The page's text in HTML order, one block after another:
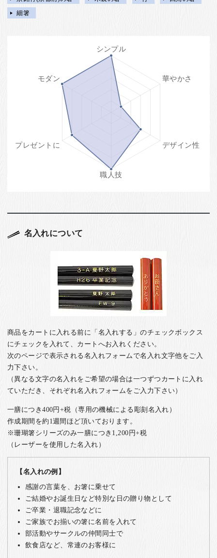
細箸
名入れについて
商品をカートに入れる前に「名入れする」のチェックボックス
にチェックを入れて、カートへお入れください。
次のページで表示される名入れフォームで名入れ文字他をご入
力下さい。
（異なる文字の名入れをご希望の場合は一つずつカートに入れ
ていただき、それぞれ名入れフォームをご入力下さい）
一膳につき400円+税（専用の機械による彫刻名入れ）
作成期間を約1週間ほど頂いております。
※珊瑚箸シリーズのみ一膳につき1,200円+税
（レーザーを使用した名入れ）
【名入れの例】
感謝の言葉を、お箸に乗せて
ご結婚やお誕生日など特別な日の贈り物として
ご卒業・退職記念などに
ご家族でお揃いの箸に名前を入れて
部活動やサークルの仲間同士で
飲食店など、常連のお客様に